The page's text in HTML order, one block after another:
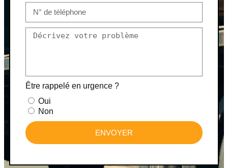
Être rappelé en urgence ?
Oui
Non
ENVOYER